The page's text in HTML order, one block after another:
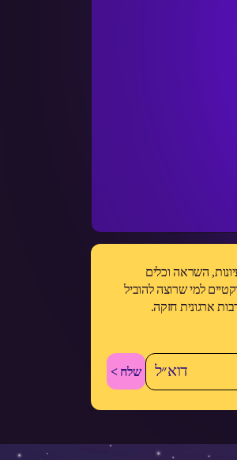
השראה וכלים
למי שרוצה להוביל
ארגונית חזקה.